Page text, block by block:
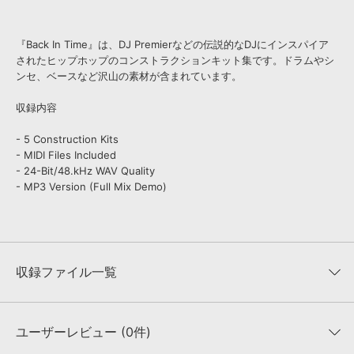
『Back In Time』は、DJ Premierなどの伝説的なDJにインスパイア
されたヒップホップのコンストラクションキット集です。ドラムやシ
ンセ、ベースなど沢山の素材が含まれています。
収録内容
- 5 Construction Kits
- MIDI Files Included
- 24-Bit/48.kHz WAV Quality
- MP3 Version (Full Mix Demo)
収録ファイル一覧
収録ファイル一覧
ユーザーレビュー (0件)